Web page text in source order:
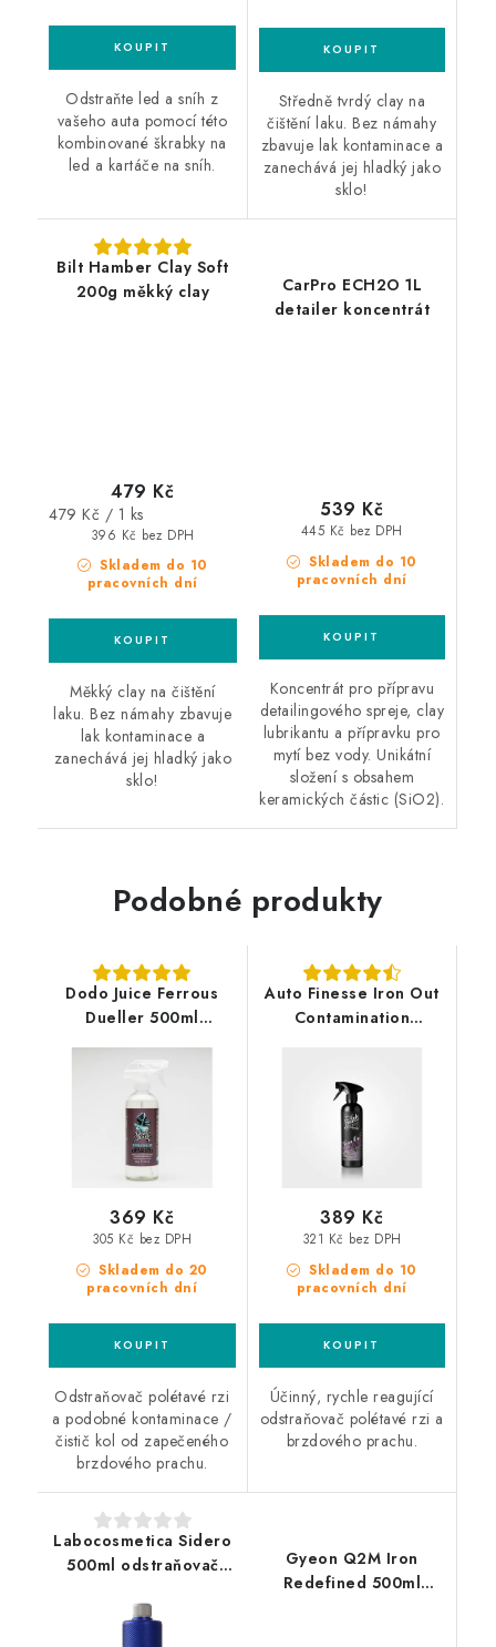
Odstraňte led a sníh z
vašeho auta pomocí této
kombinované škrabky na
led a kartáče na sníh.
Středně tvrdý clay na
čištění laku. Bez námahy
zbavuje lak kontaminace a
zanechává jej hladký jako
sklo!
Bilt Hamber Clay Soft
200g měkký clay
Skladem do 10
pracovních dní
396 Kč bez DPH
479 Kč
Měrná
479 Kč / 1 ks
Měkký clay na čištění
laku. Bez námahy zbavuje
lak kontaminace a
zanechává jej hladký jako
sklo!
CarPro ECH2O 1L
detailer koncentrát
Skladem do 10
pracovních dní
445 Kč bez DPH
539 Kč
Koncentrát pro přípravu
detailingového spreje, clay
lubrikantu a přípravku pro
mytí bez vody. Unikátní
složení s obsahem
keramických částic (SiO2).
Podobné produkty
Dodo Juice Ferrous
Dueller 500ml
odstraňovač polétavé
rzi
Skladem do 20
pracovních dní
305 Kč bez DPH
369 Kč
Odstraňovač polétavé rzi
a podobné kontaminace /
čistič kol od zapečeného
brzdového prachu.
Auto Finesse Iron Out
Contamination
rzi
Skladem do 10
pracovních dní
321 Kč bez DPH
389 Kč
Účinný, rychle reagující
odstraňovač polétavé rzi a
brzdového prachu.
Labocosmetica Sidero
500ml odstraňovač
Gyeon Q2M Iron
Redefined 500ml